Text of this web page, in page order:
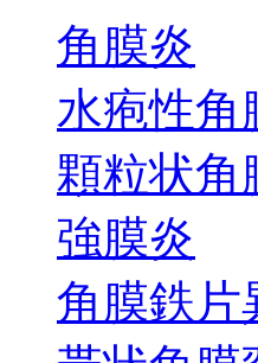
角膜炎
水疱性角
顆粒状角
強膜炎
角膜鉄片